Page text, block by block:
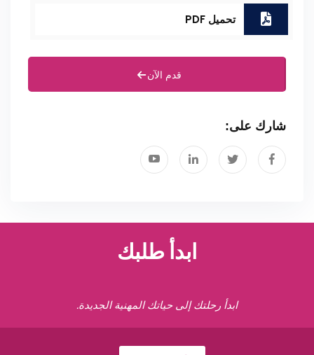
تحميل PDF
قدم الآن
شارك على:
ابدأ طلبك
ابدأ رحلتك إلى حياتك المهنية الجديدة.